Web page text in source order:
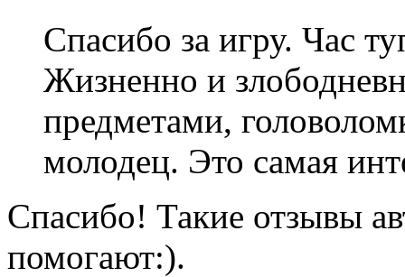
Спасибо за игру. Час
Жизненно и
предметами,
молодец. Это самая
Спасибо! Такие отзывы
помогают:).